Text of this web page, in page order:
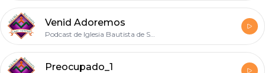
Venid Adoremos
Podcast de Iglesia Bautista de SLP
Preocupado_1